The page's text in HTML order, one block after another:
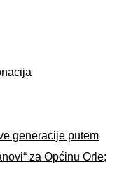
generacije putem
za Općinu Orle;